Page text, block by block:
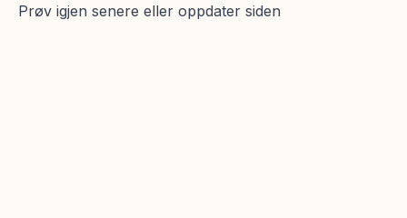
Prøv igjen senere eller oppdater siden